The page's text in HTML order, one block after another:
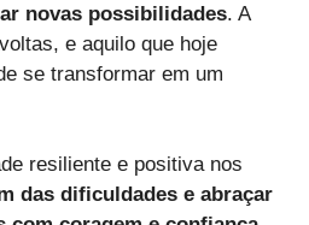
novas possibilidades. A
e aquilo que hoje
se transformar em um
resiliente e positiva nos
das dificuldades e abraçar